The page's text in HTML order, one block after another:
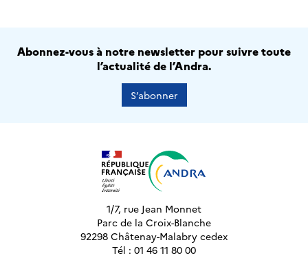
Abonnez-vous à notre newsletter pour suivre toute
l’actualité de l’Andra.
S’abonner
1/7, rue Jean Monnet
Parc de la Croix-Blanche
92298 Châtenay-Malabry cedex
Tél : 01 46 11 80 00